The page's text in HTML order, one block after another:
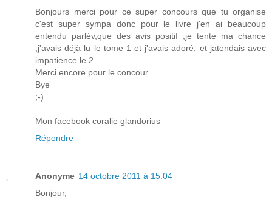
Bonjours merci pour ce super concours que tu organise
c'est super sympa donc pour le livre j'en ai beaucoup
entendu parlév,que des avis positif ,je tente ma chance
,j'avais déjà lu le tome 1 et j'avais adoré, et jatendais avec
impatience le 2
Merci encore pour le concour
Bye
;-)
Mon facebook coralie glandorius
Répondre
Anonyme 14 octobre 2011 à 15:04
Bonjour,